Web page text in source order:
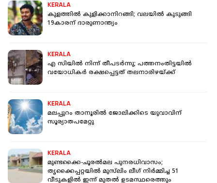
KERALA
കുളത്തില്‍ കുളിക്കാനിറങ്ങി; വലയില്‍ കുടുങ്ങി
19കാരന് ദാരുണാന്ത്യം
KERALA
എ സിയില്‍ നിന്ന് തീപടര്‍ന്നു; പത്തനംതിട്ടയില്‍
വയോധികര്‍ രക്ഷപ്പെട്ടത് തലനാരിഴയ്ക്ക്
KERALA
മലപ്പുറം താനൂരില്‍ ജോലിക്കിടെ യുവാവിന്
സൂര്യാതപമേറ്റു
KERALA
മുണ്ടക്കൈ-ചൂരൽമല പുനരധിവാസം;
തൃക്കൈപ്പറ്റയിൽ മുസ്‌ലിം ലീഗ് നിർമ്മിച്ച 51
വീടുകളിൽ ഇന്ന് മുതൽ ഉടമസ്ഥരെത്തും